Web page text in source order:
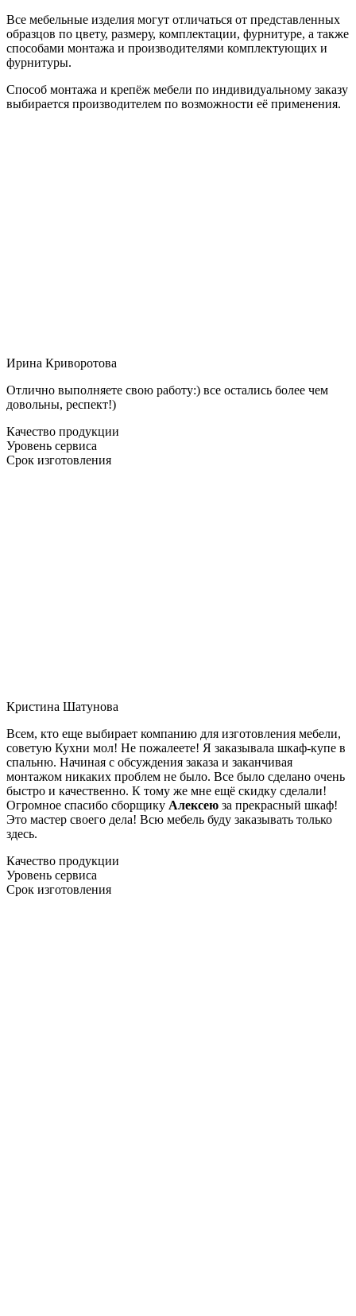
Все мебельные изделия могут отличаться от представленных
образцов по цвету, размеру, комплектации, фурнитуре, а также
способами монтажа и производителями комплектующих и
фурнитуры.
Способ монтажа и крепёж мебели по индивидуальному заказу
выбирается производителем по возможности её применения.
Ирина Криворотова
Отлично выполняете свою работу:) все остались более чем
довольны, респект!)
Качество продукции
Уровень сервиса
Срок изготовления
Кристина Шатунова
Всем, кто еще выбирает компанию для изготовления мебели,
советую Кухни мол! Не пожалеете! Я заказывала шкаф-купе в
спальню. Начиная с обсуждения заказа и заканчивая
монтажом никаких проблем не было. Все было сделано очень
быстро и качественно. К тому же мне ещё скидку сделали!
Огромное спасибо сборщику Алексею за прекрасный шкаф!
Это мастер своего дела! Всю мебель буду заказывать только
здесь.
Качество продукции
Уровень сервиса
Срок изготовления